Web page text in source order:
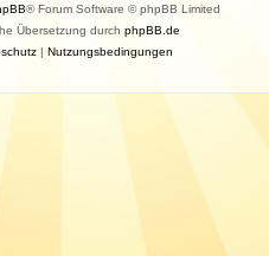
® Forum Software © phpBB Limited
Übersetzung durch phpBB.de
| Nutzungsbedingungen